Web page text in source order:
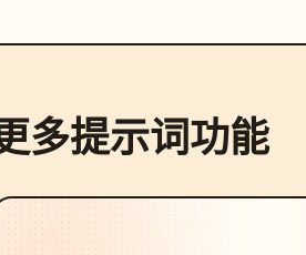
多提示词功能